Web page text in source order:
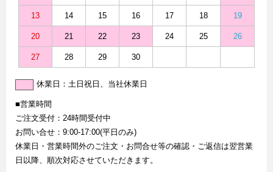
13 14 15 16 17 18 19
20 21 22 23 24 25 26
27 28 29 30
休業日：土日祝日、当社休業日
■営業時間
ご注文受付：24時間受付中
お問い合せ：9:00-17:00(平日のみ)
休業日・営業時間外のご注文・お問合せ等の確認・ご返信は翌営業
日以降、順次対応させていただきます。